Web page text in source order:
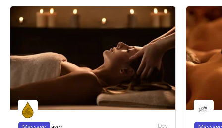
Massage avec Dès Massage